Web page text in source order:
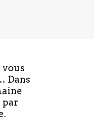
Dans
par